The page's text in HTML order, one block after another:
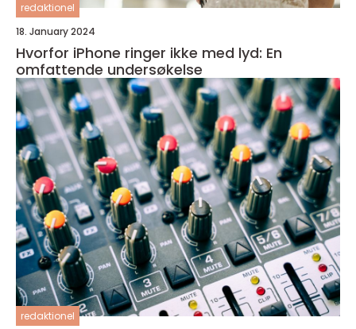
redaktionel
18. January 2024
Hvorfor iPhone ringer ikke med lyd: En
omfattende undersøkelse
redaktionel